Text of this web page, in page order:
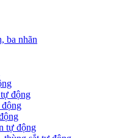
ba nhãn
động
tự động